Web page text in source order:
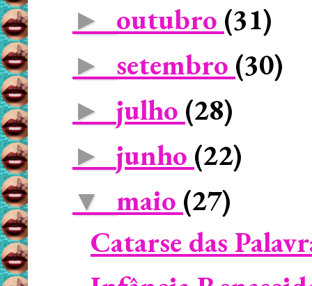
► outubro (31)
► setembro (30)
► julho (28)
► junho (22)
▼ maio (27)
Catarse das